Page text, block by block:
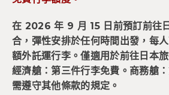
在 2026 年 9 月 15 日前預訂前往
合，彈性安排於任何時間出發，每
額外託運行李。僅適用於前往日本旅
經濟艙：第三件行李免費。商務艙
需遵守其他條款的規定。